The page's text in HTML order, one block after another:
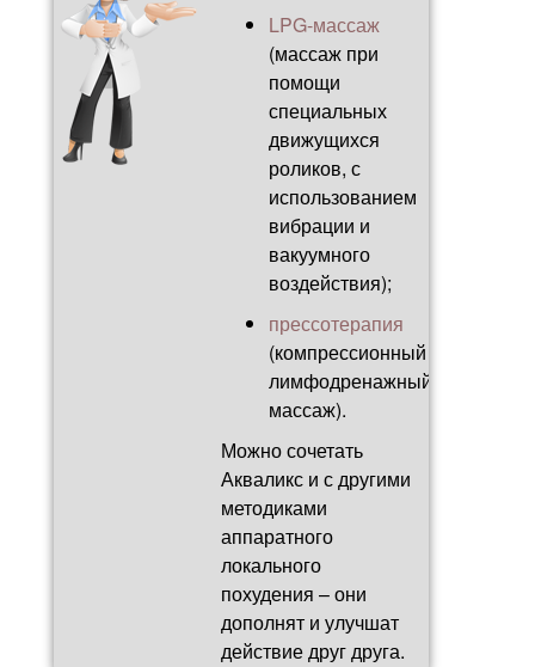
LPG-массаж
(массаж при
помощи
специальных
движущихся
роликов, с
использованием
вибрации и
вакуумного
воздействия);
прессотерапия
(компрессионный
лимфодренажный
массаж).
Можно сочетать
Акваликс и с другими
методиками
аппаратного
локального
похудения – они
дополнят и улучшат
действие друг друга.